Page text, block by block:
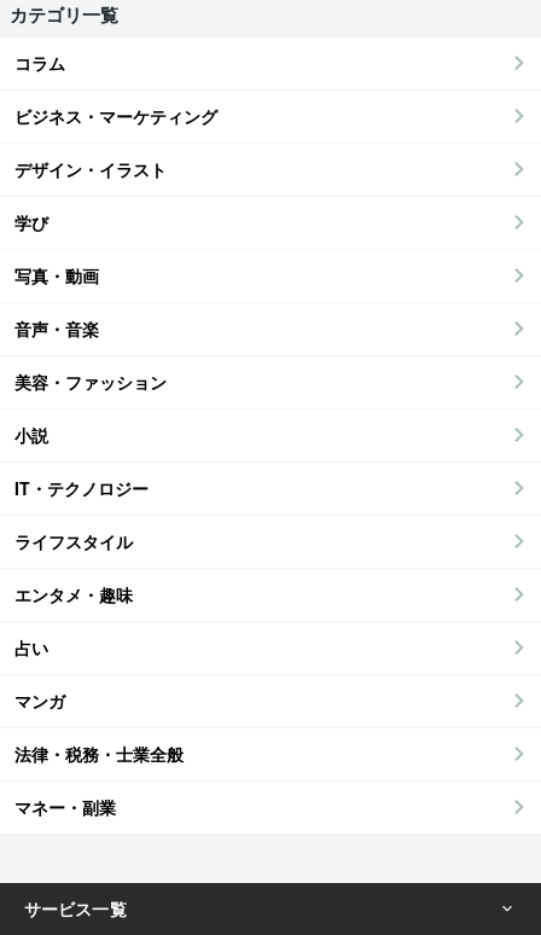
カテゴリ一覧
コラム
ビジネス・マーケティング
デザイン・イラスト
学び
写真・動画
音声・音楽
美容・ファッション
小説
IT・テクノロジー
ライフスタイル
エンタメ・趣味
占い
マンガ
法律・税務・士業全般
マネー・副業